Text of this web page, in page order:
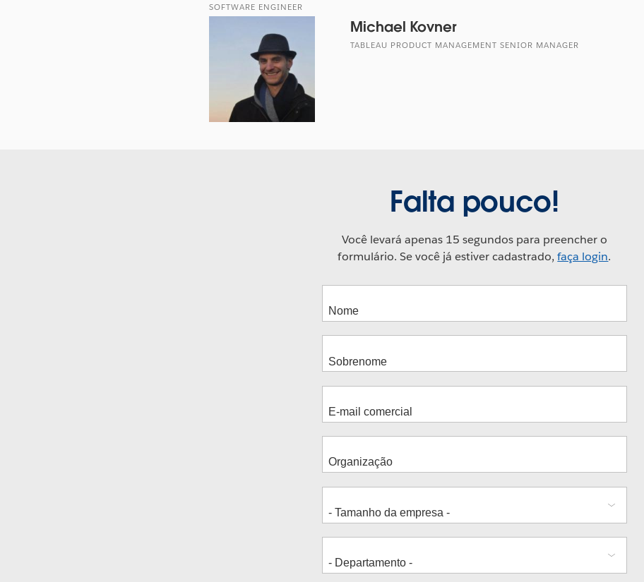
SOFTWARE ENGINEER
Michael Kovner
TABLEAU PRODUCT MANAGEMENT SENIOR MANAGER
Falta pouco!
Você levará apenas 15 segundos para preencher o
formulário. Se você já estiver cadastrado,faça login.